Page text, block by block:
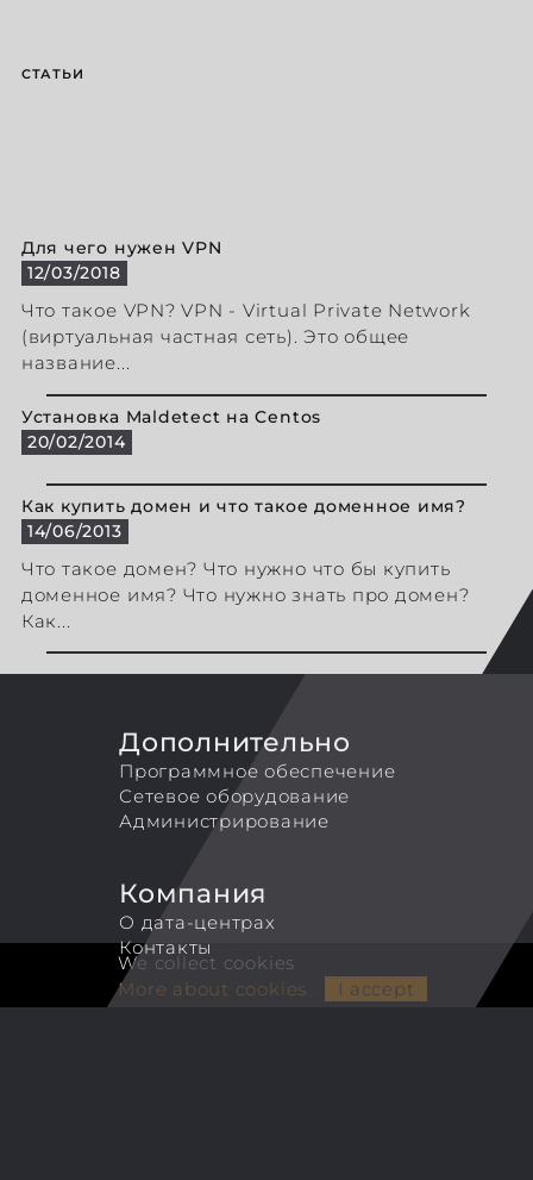
СТАТЬИ
Для чего нужен VPN
12/03/2018
Что такое VPN? VPN - Virtual Private Network
(виртуальная частная сеть). Это общее
название...
Установка Maldetect на Centos
20/02/2014
Как купить домен и что такое доменное имя?
14/06/2013
Что такое домен? Что нужно что бы купить
доменное имя? Что нужно знать про домен?
Как...
Дополнительно
Программное обеспечение
Сетевое оборудование
Администрирование
Компания
О дата-центрах
Контакты
We collect cookies
More about cookies
I accept